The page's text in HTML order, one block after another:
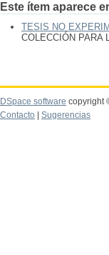
Este ítem aparece
TESIS NO
COLECCIÓN PARA
DSpace software copyright
Contacto
Sugerencias